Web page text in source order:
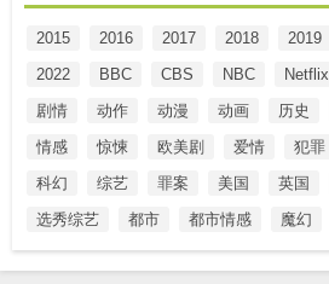
2015 2016 2017 2018 2019
2022
BBC CBS NBC Netflix
剧情
动作 动漫 动画 历史
情感
惊悚 欧美剧 爱情 犯罪
科幻
综艺 罪案 美国 英国
选秀综艺
都市 都市情感 魔幻